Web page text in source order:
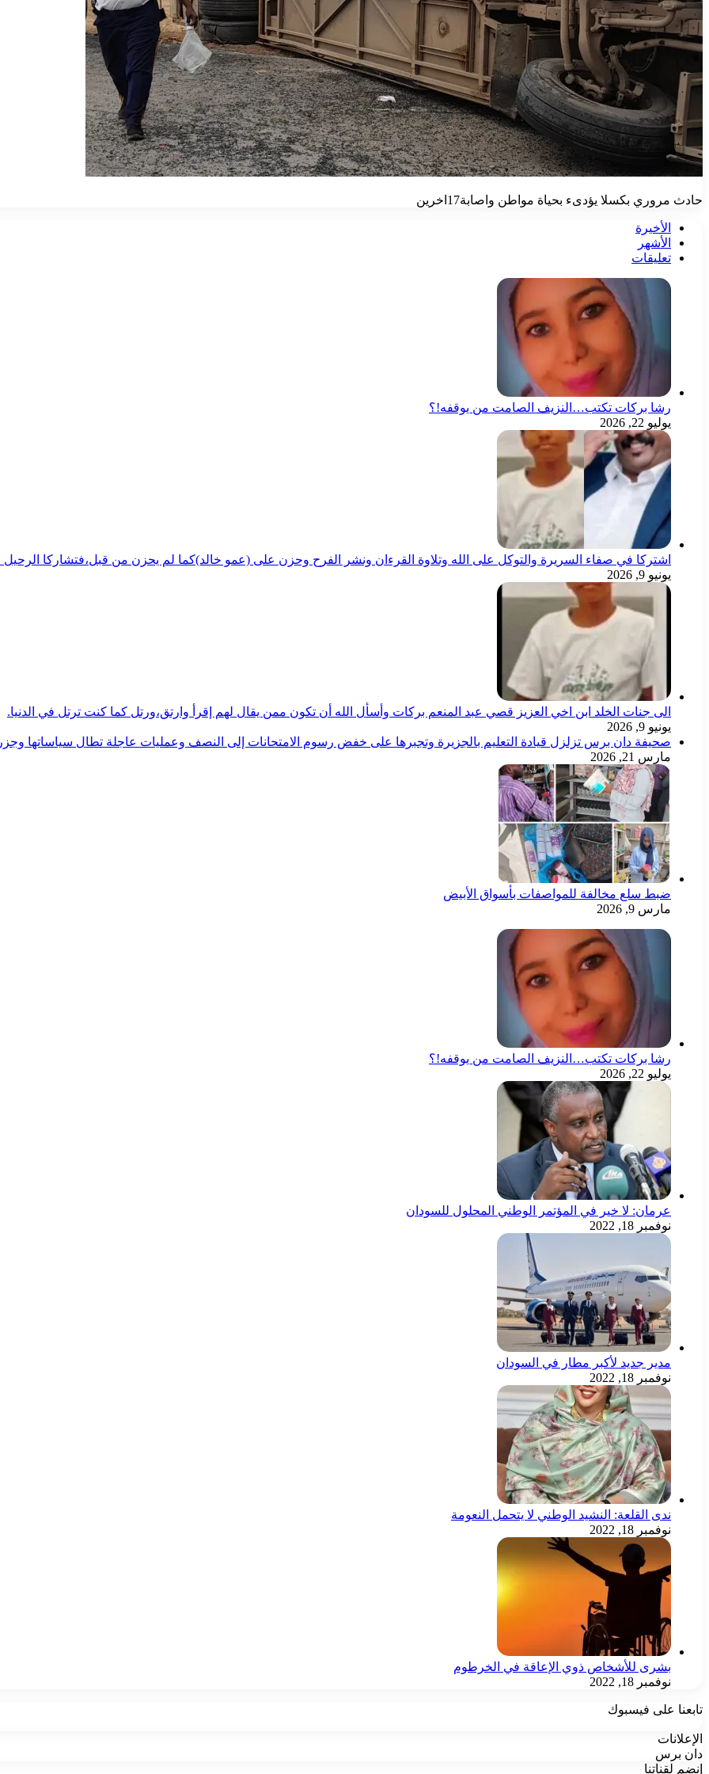
حادث مروري بكسلا يؤدىء بحياة مواطن واصابة17اخرين
الأخيرة
الأشهر
تعليقات
رشا بركات تكتب…النزيف الصامت من يوقفه!؟
يوليو 22, 2026
اشتركا في صفاء السريرة والتوكل على الله وتلاوة القرءان ونشر الفرح وحزن على (عمو خالد)كما لم يحزن من قبل،فتشاركا الرحيل
يونيو 9, 2026
الى جنات الخلد ابن اخي العزيز قصي عبد المنعم بركات وأسأل الله أن تكون ممن يقال لهم إقرأ وارتق،ورتل كما كنت ترتل في الدنيا.
يونيو 9, 2026
صحيفة دان برس تزلزل قيادة التعليم بالجزيرة وتجبرها على خفض رسوم الامتحانات إلى النصف وعمليات عاجلة تطال سياساتها
مارس 21, 2026
ضبط سلع مخالفة للمواصفات بأسواق الأبيض
مارس 9, 2026
رشا بركات تكتب…النزيف الصامت من يوقفه!؟
يوليو 22, 2026
عرمان: لا خير في المؤتمر الوطني المحلول للسودان
نوفمبر 18, 2022
مدير جديد لأكبر مطار في السودان
نوفمبر 18, 2022
ندى القلعة: النشيد الوطني لا يتحمل النعومة
نوفمبر 18, 2022
بشرى للأشخاص ذوي الإعاقة في الخرطوم
نوفمبر 18, 2022
تابعنا على فيسبوك
الإعلانات
دان برس
إنضم لقناتنا